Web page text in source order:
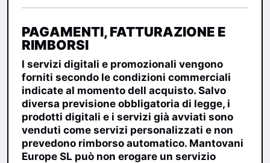
PAGAMENTI, FATTURAZIONE E
RIMBORSI
I servizi digitali e promozionali vengono
forniti secondo le condizioni commerciali
indicate al momento dell acquisto. Salvo
diversa previsione obbligatoria di legge, i
prodotti digitali e i servizi già avviati sono
venduti come servizi personalizzati e non
prevedono rimborso automatico. Mantovani
Europe SL può non erogare un servizio